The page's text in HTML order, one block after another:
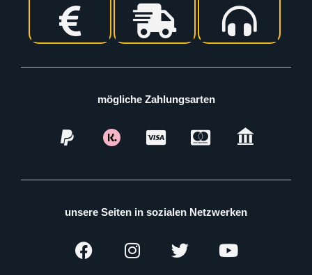
mögliche Zahlungsarten
unsere Seiten in sozialen Netzwerken